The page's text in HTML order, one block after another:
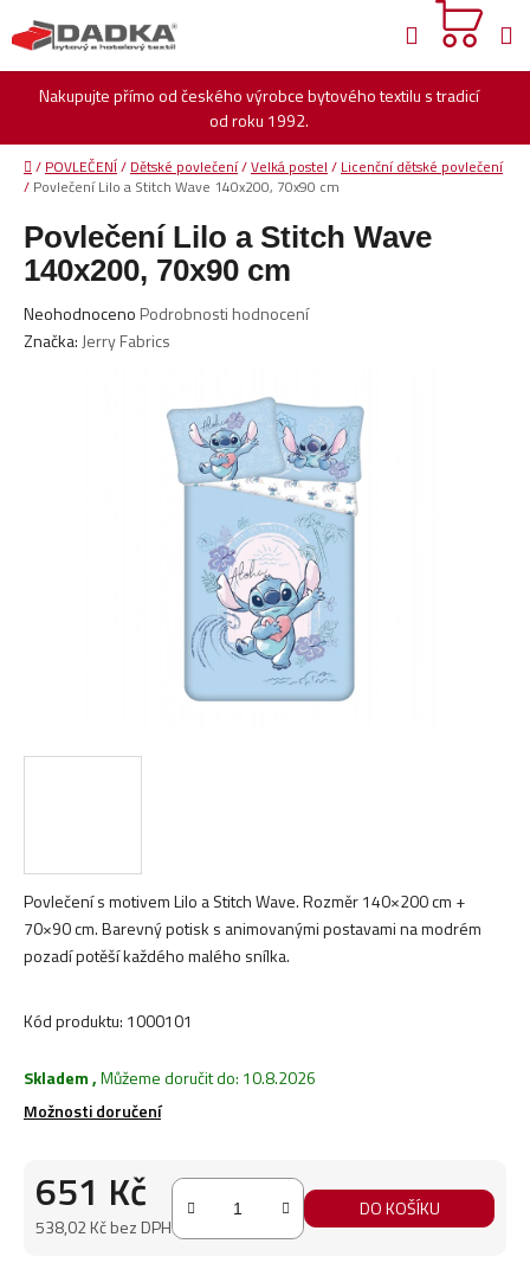
na
obsah
Nakupujte přímo od českého výrobce bytového textilu s tradicí
od roku 1992.
Hledat
Domů
/ POVLEČENÍ/ Dětské povlečení/Velká postel / Licenční dětské povlečení
/ Povlečení Lilo a Stitch Wave 140x200, 70x90 cm
Povlečení s motivem Lilo a Stitch Wave. Rozměr 140×200 cm +
70×90 cm. Barevný potisk s animovanými postavami na modrém
pozadí potěší každého malého snílka.
Kód produktu: 1000101
Skladem,Můžeme doručit do: 10.8.2026
Možnosti doručení
651 Kč
538,02 Kč bez DPH
DO KOŠÍKU
Povlečení Lilo a Stitch Wave
140x200, 70x90 cm
Průměrné
hodnocení
Neohodnoceno Podrobnosti hodnocení
Značka: Jerry Fabrics